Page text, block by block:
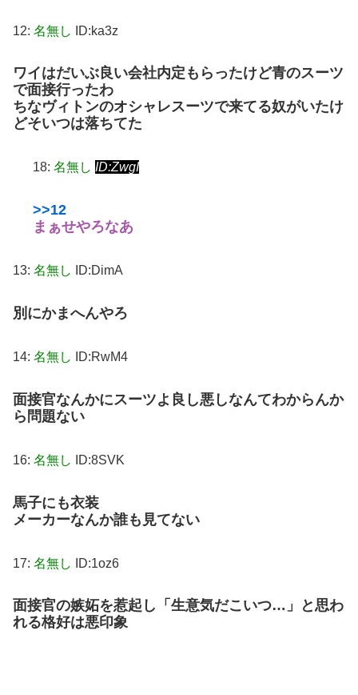
12: 名無し ID:ka3z
ワイはだいぶ良い会社内定もらったけど青のスーツ
で面接行ったわ
ちなヴィトンのオシャレスーツで来てる奴がいたけ
どそいつは落ちてた
18: 名無し ID:ZwgI
>>12
まぁせやろなあ
13: 名無し ID:DimA
別にかまへんやろ
14: 名無し ID:RwM4
面接官なんかにスーツよ良し悪しなんてわからんか
ら問題ない
16: 名無し ID:8SVK
馬子にも衣装
メーカーなんか誰も見てない
17: 名無し ID:1oz6
面接官の嫉妬を惹起し「生意気だこいつ…」と思わ
れる格好は悪印象